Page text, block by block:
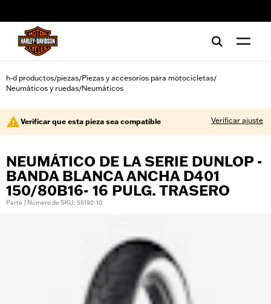
h-d productos/piezas/Piezas y accesorios para motocicletas/
Neumáticos y ruedas/Neumáticos
Verificar que esta pieza sea compatible Verificar ajuste
NEUMÁTICO DE LA SERIE DUNLOP -
BANDA BLANCA ANCHA D401
150/80B16- 16 PULG. TRASERO
Parte | Número de SKU: 55192-10